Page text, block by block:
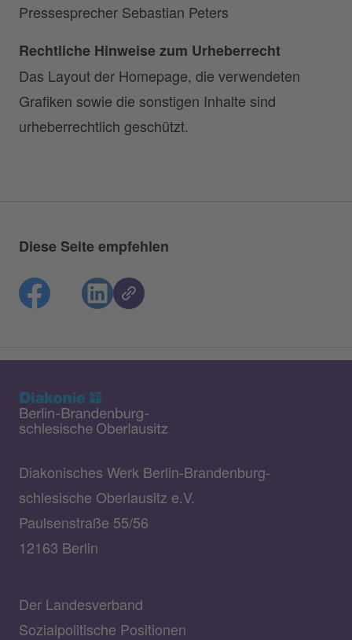
Pressesprecher Sebastian Peters
Rechtliche Hinweise zum Urheberrecht
Das Layout der Homepage, die verwendeten
Grafiken sowie die sonstigen Inhalte sind
urheberrechtlich geschützt.
Diese Seite empfehlen
Diakonisches Werk Berlin-Brandenburg-
schlesische Oberlausitz e.V.
Paulsenstraße 55/56
12163 Berlin
Der Landesverband
Sozialpolitische Positionen